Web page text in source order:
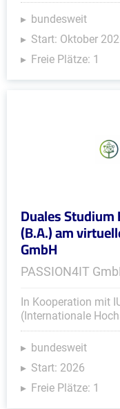
bundesweit
Start: Oktober
Freie Plätze: 1
Duales
(B.A.) am
GmbH
PASSION4IT
In Kooperation mit
(Internationale
bundesweit
Start: 2026
Freie Plätze: 1